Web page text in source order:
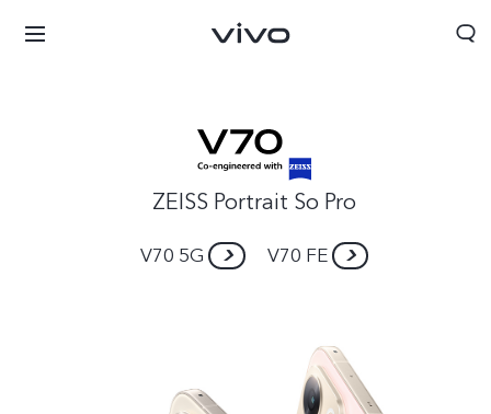
ZEISS Portrait So Pro
V70 5G V70 FE